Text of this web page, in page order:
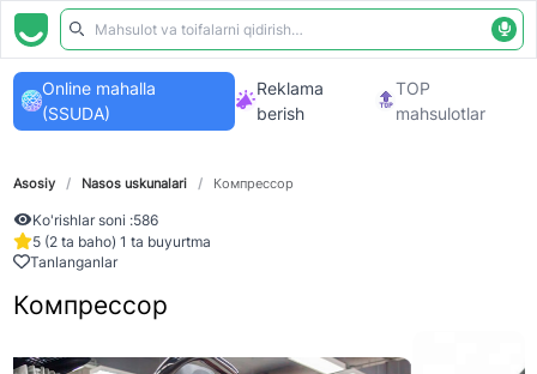
Online mahalla
(SSUDA)
Reklama
berish
TOP
mahsulotlar
Asosiy / Nasos uskunalari / Компрессор
Ko'rishlar soni :586
5 (2 ta baho) 1 ta buyurtma
Tanlanganlar
Компрессор